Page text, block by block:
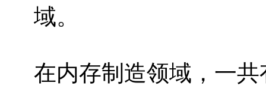
域。
在内存制造领域，一